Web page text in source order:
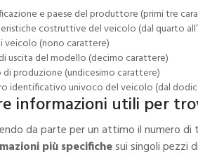
e paese del produttore (primi tre
costruttive del veicolo (dal quarto
veicolo (nono carattere)
uscita del modello (decimo carattere)
di produzione (undicesimo carattere)
identificativo univoco del veicolo (dal
informazioni utili per
da parte per un attimo il numero di
più specifichesui singoli pezzi